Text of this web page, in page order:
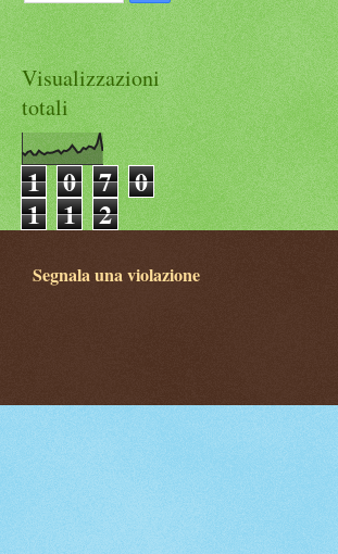
Visualizzazioni
totali
1 0 7 0
1 1 2
Segnala una violazione